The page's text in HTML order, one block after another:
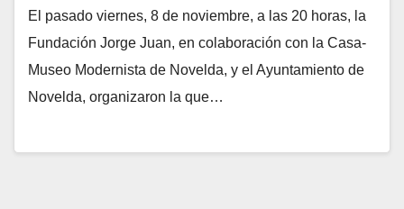
El pasado viernes, 8 de noviembre, a las 20 horas, la
Fundación Jorge Juan, en colaboración con la Casa-
Museo Modernista de Novelda, y el Ayuntamiento de
Novelda, organizaron la que…